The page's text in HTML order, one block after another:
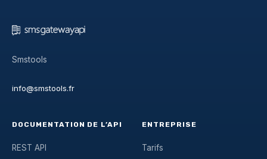
Smstools
info@smstools.fr
DOCUMENTATION DE L’API
REST API
ENTREPRISE
Tarifs